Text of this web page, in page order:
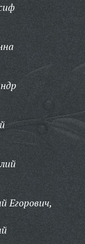
Егорович,